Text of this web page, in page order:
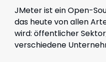
JMeter ist ein Open-
das heute von allen
wird: öffentlicher
verschiedene